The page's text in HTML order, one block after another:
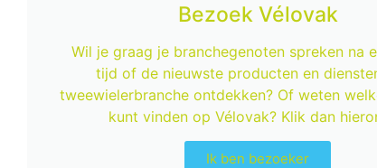
Bezoek Vélovak
Wil je graag je branchegenoten spreken na
tijd of de nieuwste producten en
tweewielerbranche ontdekken? Of weten
kunt vinden op Vélovak? Klik dan
Ik ben bezoeker